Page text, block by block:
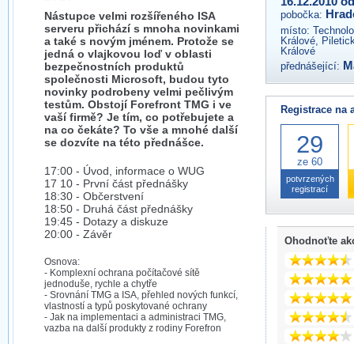
Nástupce velmi rozšířeného ISA
serveru přichází s mnoha novinkami
a také s novým jménem. Protože se
jedná o vlajkovou loď v oblasti
bezpečnostních produktů
společnosti Microsoft, budou tyto
novinky podrobeny velmi pečlivým
testům. Obstojí Forefront TMG i ve
vaší firmě? Je tím, co potřebujete a
na co čekáte? To vše a mnohé další
se dozvíte na této přednášce.
17:00 - Úvod, informace o WUG
17 10 - První část přednášky
18:30 - Občerstvení
18:50 - Druhá část přednášky
19:45 - Dotazy a diskuze
20:00 - Závěr
Osnova:
- Komplexní ochrana počítačové sítě
jednoduše, rychle a chytře
- Srovnání TMG a ISA, přehled nových funkcí,
vlastností a typů poskytované ochrany
- Jak na implementaci a administraci TMG,
vazba na další produkty z rodiny Forefron
pobočka:
místo:
Králové,
Králové
přednášející:
Registrace na
29
ze 60
potvrzených
registrací
Ohodnoťte